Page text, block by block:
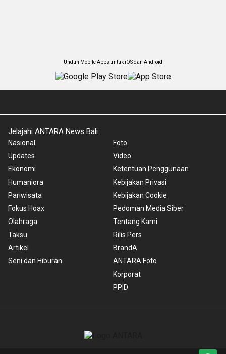
Unduh Mobile Apps untuk iOS dan Android
Jelajahi ANTARA News Bali
Nasional
Updates
Ekonomi
Humaniora
Pariwisata
Fokus Hoax
Olahraga
Taksu
Artikel
Seni dan Hiburan
Foto
Video
Ketentuan Penggunaan
Kebijakan Privasi
Kebijakan Cookie
Pedoman Media Siber
Tentang Kami
Rilis Pers
BrandA
ANTARA Foto
Korporat
PPID